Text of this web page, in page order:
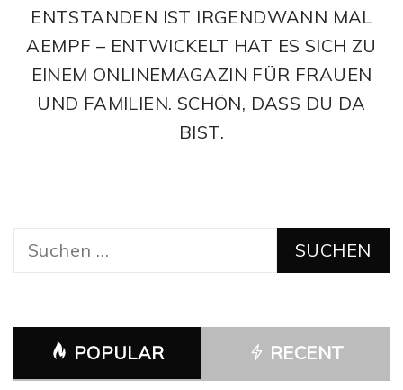
ENTSTANDEN IST IRGENDWANN MAL
AEMPF – ENTWICKELT HAT ES SICH ZU
EINEM ONLINEMAGAZIN FÜR FRAUEN
UND FAMILIEN. SCHÖN, DASS DU DA
BIST.
Suchen
POPULAR RECENT